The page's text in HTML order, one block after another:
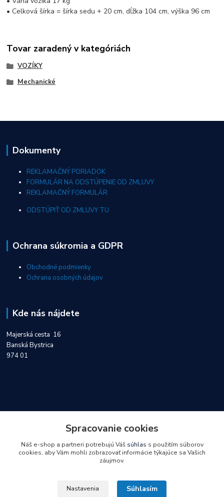
• Celková šírka = šírka sedu + 20 cm, dĺžka 104 cm, výška 96 cm
Tovar zaradený v kategóriách
VOZÍKY
Mechanické
Dokumenty
REKLAMAČNÝ PORIADOK
FORMULÁR NA ODSTÚPENIE OD ZMLUVY
REKLAMAČNÝ FORMULÁR
ODSTÚPIŤ OD ZMLUVY TU
Ochrana súkromia a GDPR
Obchodné podmienky
Ochrana osobných údajov
Kde nás nájdete
Majerská cesta 16
Banská Bystrica
974 01
0918 747 404
Spracovanie cookies
Náš e-shop a partneri potrebujú Váš súhlas s použitím súborov
cookies, aby Vám mohli zobrazovať informácie týkajúce sa Vašich
záujmov.
Nastavenia Súhlasím